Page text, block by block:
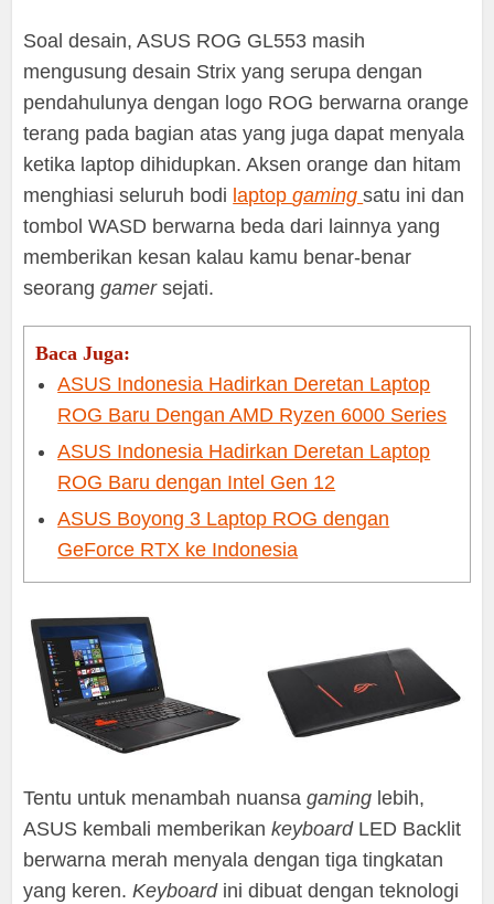
Soal desain, ASUS ROG GL553 masih
mengusung desain Strix yang serupa dengan
pendahulunya dengan logo ROG berwarna orange
terang pada bagian atas yang juga dapat menyala
ketika laptop dihidupkan. Aksen orange dan hitam
menghiasi seluruh bodi laptopgamingsatu ini dan
tombol WASD berwarna beda dari lainnya yang
memberikan kesan kalau kamu benar-benar
seoranggamersejati.
Baca Juga:
ASUS Indonesia Hadirkan Deretan Laptop
ROG Baru Dengan AMD Ryzen 6000 Series
ASUS Indonesia Hadirkan Deretan Laptop
ROG Baru dengan Intel Gen 12
ASUS Boyong 3 Laptop ROG dengan
GeForce RTX ke Indonesia
Tentu untuk menambah nuansagaming lebih,
ASUS kembali memberikankeyboard LED Backlit
berwarna merah menyala dengan tiga tingkatan
yang keren.Keyboard ini dibuat dengan teknologi